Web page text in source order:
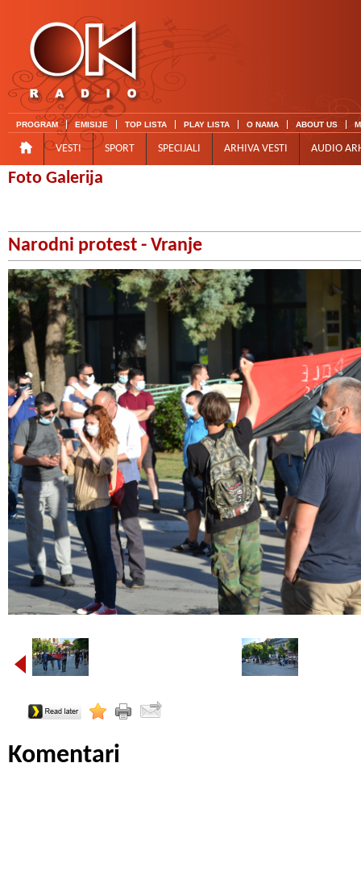
PROGRAM EMISIJE TOP LISTA PLAY LISTA O NAMA ABOUT US
VESTI SPORT SPECIJALI ARHIVA VESTI AUDIO
Foto Galerija
Narodni protest - Vranje
Komentari